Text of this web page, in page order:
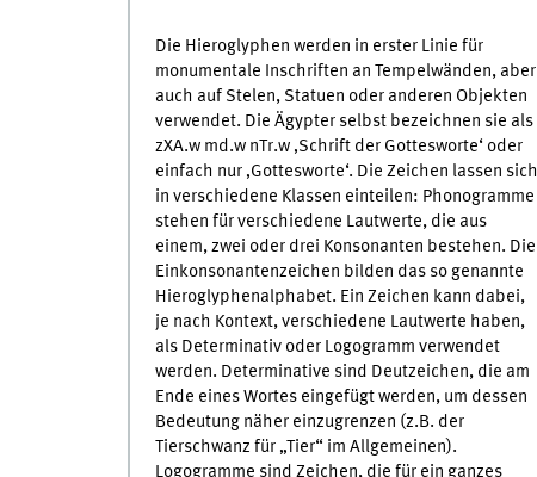
Die Hieroglyphen werden in erster Linie für
monumentale Inschriften an Tempelwänden, aber
auch auf Stelen, Statuen oder anderen Objekten
verwendet. Die Ägypter selbst bezeichnen sie als
zXA.w md.w nTr.w ‚Schrift der Gottesworte‘ oder
einfach nur ‚Gottesworte‘. Die Zeichen lassen sich
in verschiedene Klassen einteilen: Phonogramme
stehen für verschiedene Lautwerte, die aus
einem, zwei oder drei Konsonanten bestehen. Die
Einkonsonantenzeichen bilden das so genannte
Hieroglyphenalphabet. Ein Zeichen kann dabei,
je nach Kontext, verschiedene Lautwerte haben,
als Determinativ oder Logogramm verwendet
werden. Determinative sind Deutzeichen, die am
Ende eines Wortes eingefügt werden, um dessen
Bedeutung näher einzugrenzen (z.B. der
Tierschwanz für „Tier“ im Allgemeinen).
Logogramme sind Zeichen, die für ein ganzes